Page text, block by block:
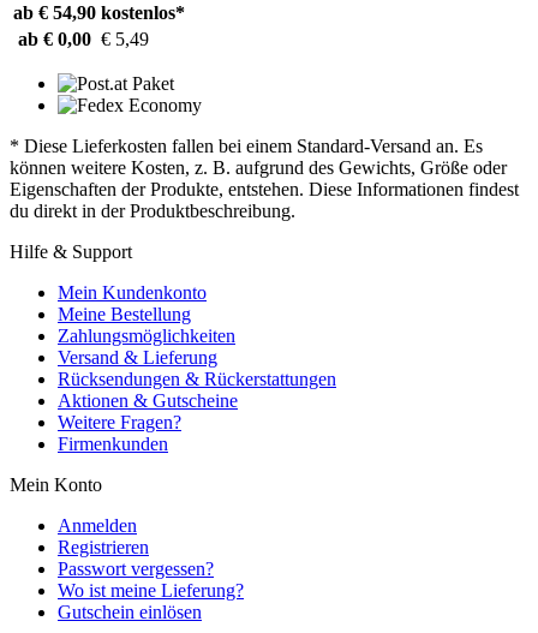
ab € 54,90 kostenlos*
ab € 0,00 € 5,49
* Diese Lieferkosten fallen bei einem Standard-Versand an. Es
können weitere Kosten, z. B. aufgrund des Gewichts, Größe oder
Eigenschaften der Produkte, entstehen. Diese Informationen findest
du direkt in der Produktbeschreibung.
Hilfe & Support
Mein Kundenkonto
Meine Bestellung
Zahlungsmöglichkeiten
Versand & Lieferung
Rücksendungen & Rückerstattungen
Aktionen & Gutscheine
Weitere Fragen?
Firmenkunden
Mein Konto
Anmelden
Registrieren
Passwort vergessen?
Wo ist meine Lieferung?
Gutschein einlösen